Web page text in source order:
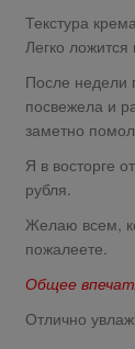
Текстура
Легко
После недели
посвежела и
заметно
Я в восторге
рубля.
Желаю всем,
пожалеете.
Общее
Отлично